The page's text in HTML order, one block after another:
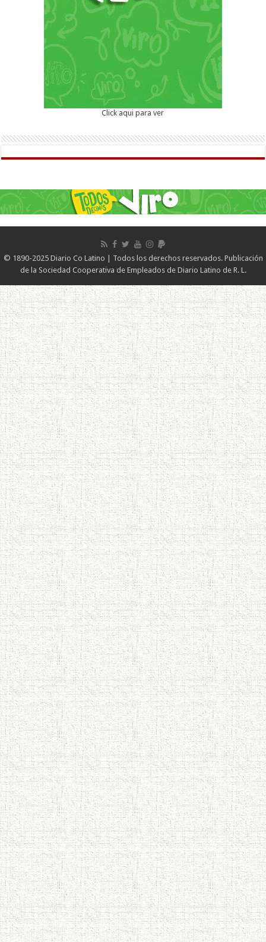
Click aqui para ver
© 1890-2025 Diario Co Latino | Todos los derechos reservados. Publicación
de la Sociedad Cooperativa de Empleados de Diario Latino de R. L.